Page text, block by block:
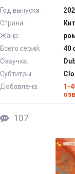
Год выпуска:
Страна:
Жанр:
Всего серий:
40
Озвучка:
Субтитры:
Добавлена:
1-
107